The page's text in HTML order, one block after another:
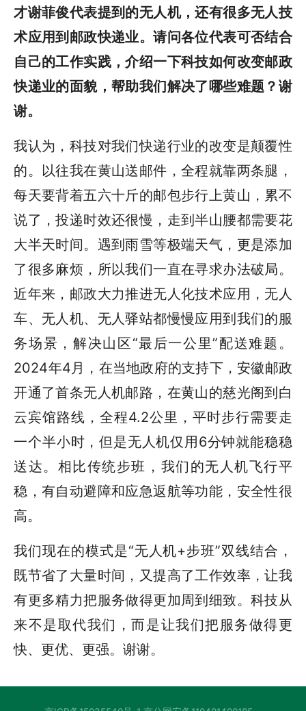
才谢菲俊代表提到的无人机，还有很多无人技
术应用到邮政快递业。请问各位代表可否结合
自己的工作实践，介绍一下科技如何改变邮政
快递业的面貌，帮助我们解决了哪些难题？谢
谢。
我认为，科技对我们快递行业的改变是颠覆性
的。以往我在黄山送邮件，全程就靠两条腿，
每天要背着五六十斤的邮包步行上黄山，累不
说了，投递时效还很慢，走到半山腰都需要花
大半天时间。遇到雨雪等极端天气，更是添加
了很多麻烦，所以我们一直在寻求办法破局。
近年来，邮政大力推进无人化技术应用，无人
车、无人机、无人驿站都慢慢应用到我们的服
务场景，解决山区“最后一公里”配送难题。
2024年4月，在当地政府的支持下，安徽邮政
开通了首条无人机邮路，在黄山的慈光阁到白
云宾馆路线，全程4.2公里，平时步行需要走
一个半小时，但是无人机仅用6分钟就能稳稳
送达。相比传统步班，我们的无人机飞行平
稳，有自动避障和应急返航等功能，安全性很
高。
我们现在的模式是“无人机+步班”双线结合，
既节省了大量时间，又提高了工作效率，让我
有更多精力把服务做得更加周到细致。科技从
来不是取代我们，而是让我们把服务做得更
快、更优、更强。谢谢。